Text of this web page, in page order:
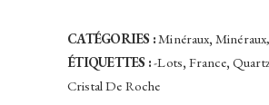
85,00€.49,00€.
CATÉGORIES :Minéraux,
ÉTIQUETTES :-Lots, France,
Cristal De Roche